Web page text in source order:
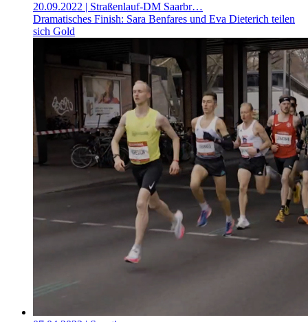
20.09.2022 | Straßenlauf-DM Saarbr…
Dramatisches Finish: Sara Benfares und Eva Dieterich teilen
sich Gold